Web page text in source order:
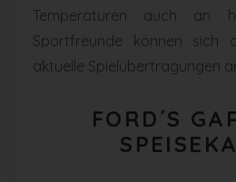
Temperaturen auch an
Sportfreunde können sich
aktuelle Spielübertragungen
FORD´S